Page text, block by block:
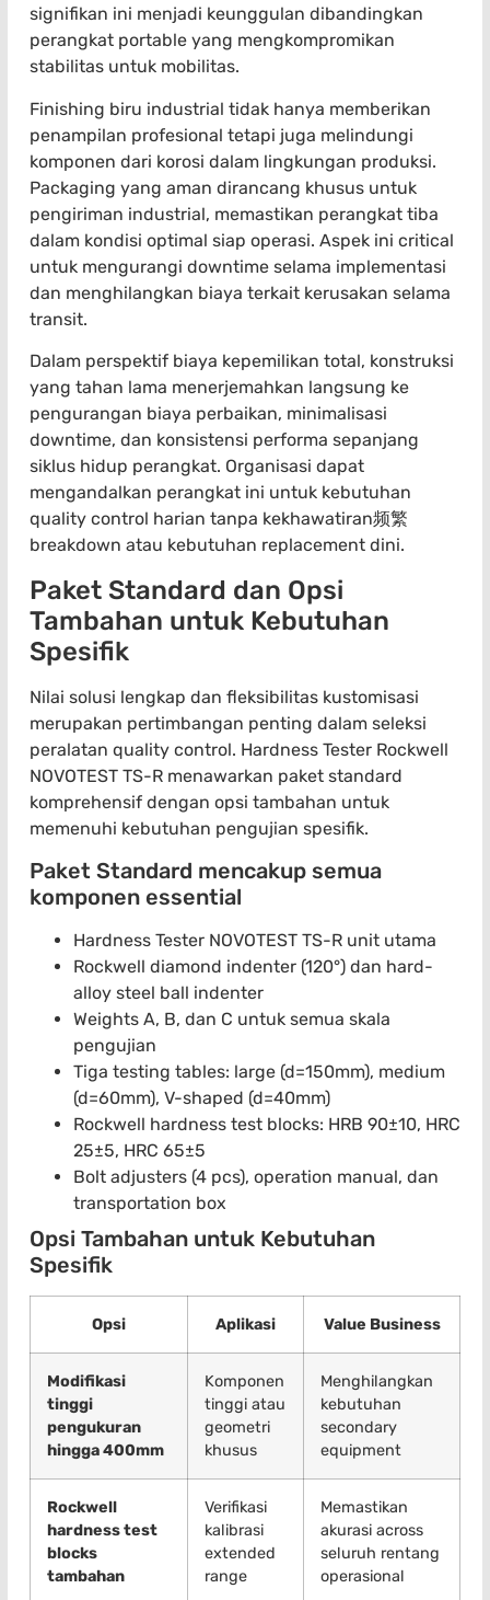
signifikan ini menjadi keunggulan dibandingkan
perangkat portable yang mengkompromikan
stabilitas untuk mobilitas.
Finishing biru industrial tidak hanya memberikan
penampilan profesional tetapi juga melindungi
komponen dari korosi dalam lingkungan produksi.
Packaging yang aman dirancang khusus untuk
pengiriman industrial, memastikan perangkat tiba
dalam kondisi optimal siap operasi. Aspek ini critical
untuk mengurangi downtime selama implementasi
dan menghilangkan biaya terkait kerusakan selama
transit.
Dalam perspektif biaya kepemilikan total, konstruksi
yang tahan lama menerjemahkan langsung ke
pengurangan biaya perbaikan, minimalisasi
downtime, dan konsistensi performa sepanjang
siklus hidup perangkat. Organisasi dapat
mengandalkan perangkat ini untuk kebutuhan
quality control harian tanpa kekhawatiran频繁
breakdown atau kebutuhan replacement dini.
Paket Standard dan Opsi
Tambahan untuk Kebutuhan
Spesifik
Nilai solusi lengkap dan fleksibilitas kustomisasi
merupakan pertimbangan penting dalam seleksi
peralatan quality control. Hardness Tester Rockwell
NOVOTEST TS-R menawarkan paket standard
komprehensif dengan opsi tambahan untuk
memenuhi kebutuhan pengujian spesifik.
Paket Standard mencakup semua
komponen essential
Hardness Tester NOVOTEST TS-R unit utama
Rockwell diamond indenter (120°) dan hard-
alloy steel ball indenter
Weights A, B, dan C untuk semua skala
pengujian
Tiga testing tables: large (d=150mm), medium
(d=60mm), V-shaped (d=40mm)
Rockwell hardness test blocks: HRB 90±10, HRC
25±5, HRC 65±5
Bolt adjusters (4 pcs), operation manual, dan
transportation box
Opsi Tambahan untuk Kebutuhan
Spesifik
Opsi Aplikasi Value Business
Modifikasi
tinggi
pengukuran
hingga 400mm
Komponen
tinggi atau
geometri
khusus
Menghilangkan
kebutuhan
secondary
equipment
Rockwell
hardness test
blocks
tambahan
Verifikasi
kalibrasi
extended
range
Memastikan
akurasi across
seluruh rentang
operasional